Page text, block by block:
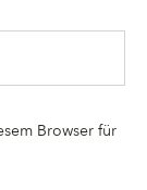
Browser für